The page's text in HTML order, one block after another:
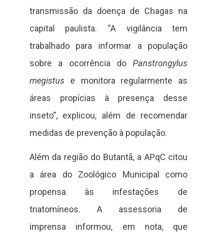
transmissão da doença de Chagas na
capital paulista. “A vigilância tem
trabalhado para informar a população
sobre a ocorrência doPanstrongylus
megistuse monitora regularmente as
áreas propícias à presença desse
inseto”, explicou, além de recomendar
medidas de prevenção à população.
Além da região do Butantã, a APqC citou
a área do Zoológico Municipal como
propensa às infestações de
triatomíneos. A assessoria de
imprensa informou, em nota, que